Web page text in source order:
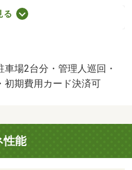
金あり。１年未満の解約
約で賃料２ヶ月分。 鍵交
窓口としてオンライン申
ンペーン実施中。申込手
可能！お気軽にご相談く
る
場2台分・管理人巡回・
初期費用カード決済可
性能